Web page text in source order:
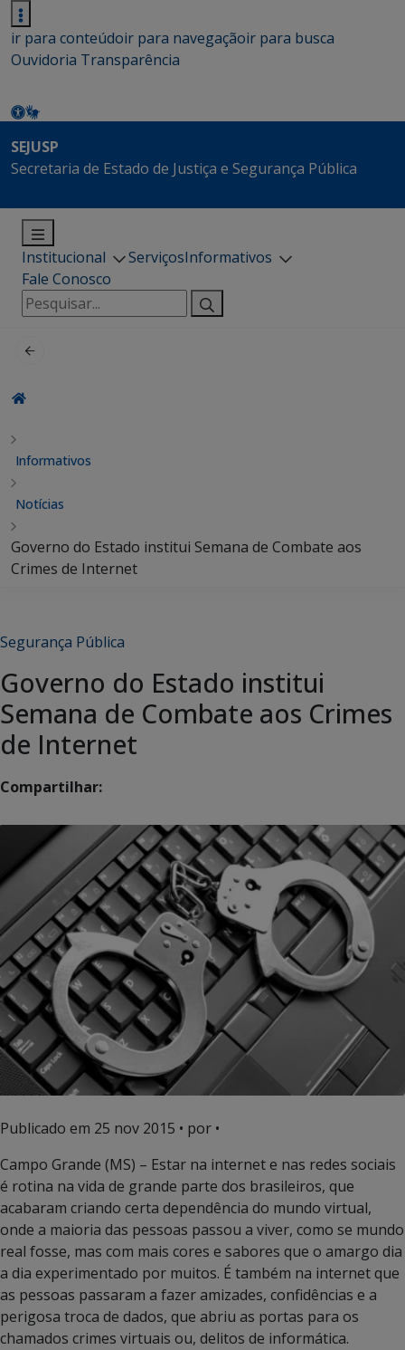
ir para conteúdoir para navegaçãoir para busca
Ouvidoria Transparência
SEJUSP
Secretaria de Estado de Justiça e Segurança Pública
Institucional ServiçosInformativos
Fale Conosco
Pesquisar
por:
Informativos
Notícias
Governo do Estado institui Semana de Combate aos
Crimes de Internet
Segurança Pública
Governo do Estado institui
Semana de Combate aos Crimes
de Internet
Compartilhar:
Publicado em 25 nov 2015 • por •
Campo Grande (MS) – Estar na internet e nas redes sociais
é rotina na vida de grande parte dos brasileiros, que
acabaram criando certa dependência do mundo virtual,
onde a maioria das pessoas passou a viver, como se mundo
real fosse, mas com mais cores e sabores que o amargo dia
a dia experimentado por muitos. É também na internet que
as pessoas passaram a fazer amizades, confidências e a
perigosa troca de dados, que abriu as portas para os
chamados crimes virtuais ou, delitos de informática.